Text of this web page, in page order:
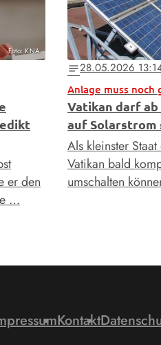
Foto: KNA
er den
…
notes28.05.2026
Anlage muss noch
Vatikan darf
auf Solarstrom
Als kleinster
Vatikan bald
umschalten
Kontakt